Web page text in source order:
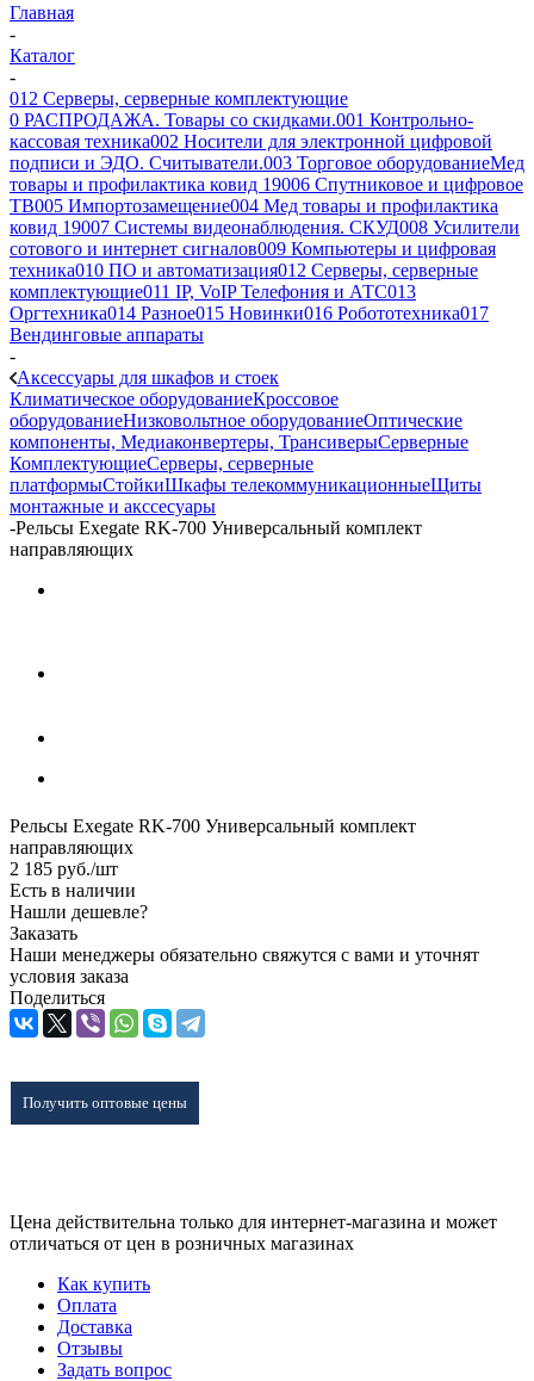
Главная
-
Каталог
-
012 Серверы, серверные комплектующие
0 РАСПРОДАЖА. Товары со скидками.001 Контрольно-
кассовая техника002 Носители для электронной цифровой
подписи и ЭДО. Считыватели.003 Торговое оборудованиеМед
товары и профилактика ковид 19006 Спутниковое и цифровое
ТВ005 Импортозамещение004 Мед товары и профилактика
ковид 19007 Системы видеонаблюдения. СКУД008 Усилители
сотового и интернет сигналов009 Компьютеры и цифровая
техника010 ПО и автоматизация012 Серверы, серверные
комплектующие011 IP, VoIP Телефония и АТС013
Оргтехника014 Разное015 Новинки016 Робототехника017
Вендинговые аппараты
-
Аксессуары для шкафов и стоек
Климатическое оборудованиеКроссовое
оборудованиеНизковольтное оборудованиеОптические
компоненты, Медиаконвертеры, ТрансиверыСерверные
КомплектующиеСерверы, серверные
платформыСтойкиШкафы телекоммуникационныеЩиты
монтажные и акссесуары
-Рельсы Exegate RK-700 Универсальный комплект
направляющих
Рельсы Exegate RK-700 Универсальный комплект
направляющих
2 185 руб./шт
Есть в наличии
Нашли дешевле?
Заказать
Наши менеджеры обязательно свяжутся с вами и уточнят
условия заказа
Поделиться
Получить оптовые цены
Цена действительна только для интернет-магазина и может
отличаться от цен в розничных магазинах
Как купить
Оплата
Доставка
Отзывы
Задать вопрос